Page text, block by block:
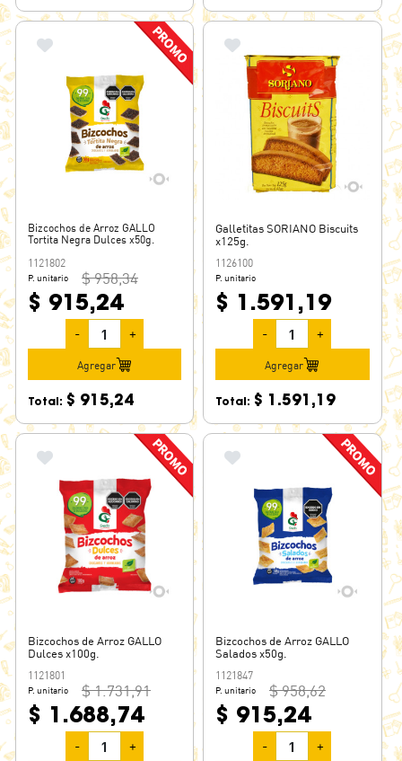
Bizcochos de Arroz GALLO
Tortita Negra Dulces x50g.
1121802
P. unitario $ 958,34
$ 915,24
- +
Agregar
Total: $ 915,24
Galletitas SORIANO Biscuits
x125g.
1126100
P. unitario
$ 1.591,19
- +
Agregar
Total: $ 1.591,19
Bizcochos de Arroz GALLO
Dulces x100g.
1121801
P. unitario $ 1.731,91
$ 1.688,74
- +
Bizcochos de Arroz GALLO
Salados x50g.
1121847
P. unitario $ 958,62
$ 915,24
- +